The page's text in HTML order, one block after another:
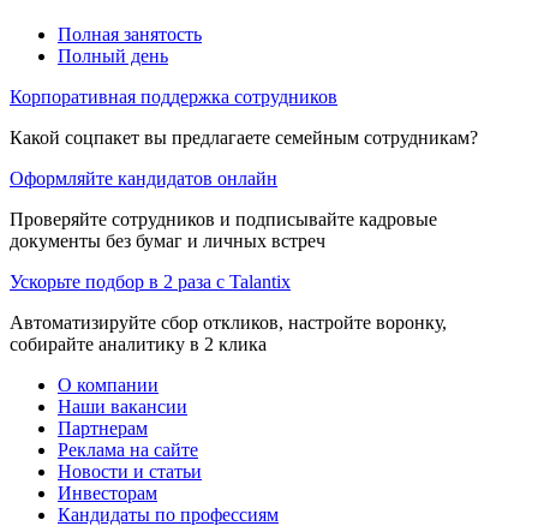
Полная занятость
Полный день
Корпоративная поддержка сотрудников
Какой соцпакет вы предлагаете семейным сотрудникам?
Оформляйте кандидатов онлайн
Проверяйте сотрудников и подписывайте кадровые
документы без бумаг и личных встреч
Ускорьте подбор в 2 раза с Talantix
Автоматизируйте сбор откликов, настройте воронку,
собирайте аналитику в 2 клика
О компании
Наши вакансии
Партнерам
Реклама на сайте
Новости и статьи
Инвесторам
Кандидаты по профессиям